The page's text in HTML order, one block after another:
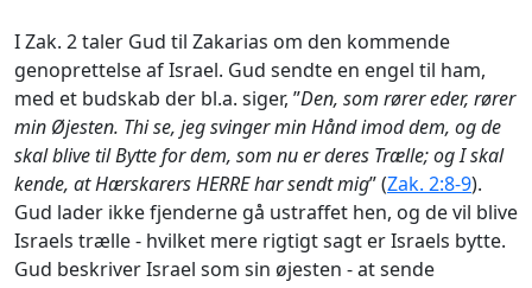
I Zak. 2 taler Gud til Zakarias om den kommende
genoprettelse af Israel. Gud sendte en engel til ham,
med et budskab der bl.a. siger, ”Den, som rører eder, rører
min Øjesten. Thi se, jeg svinger min Hånd imod dem, og de
skal blive til Bytte for dem, som nu er deres Trælle; og I skal
kende, at Hærskarers HERRE har sendt mig” (Zak. 2:8-9).
Gud lader ikke fjenderne gå ustraffet hen, og de vil blive
Israels trælle - hvilket mere rigtigt sagt er Israels bytte.
Gud beskriver Israel som sin øjesten - at sende